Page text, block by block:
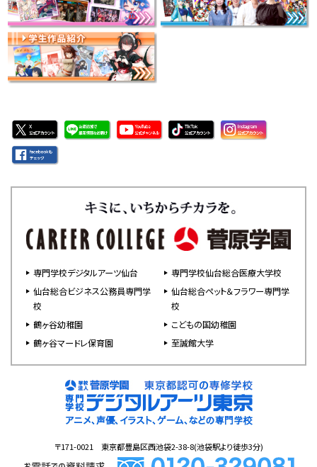
専門学校デジタルアーツ仙台
専門学校仙台総合医療大学校
仙台総合ビジネス公務員専門学
校
仙台総合ペット＆フラワー専門学
校
鶴ヶ谷幼稚園
こどもの国幼稚園
鶴ヶ谷マードレ保育園
至誠館大学
〒171-0021 東京都豊島区西池袋2-38-8(池袋駅より徒歩3分)